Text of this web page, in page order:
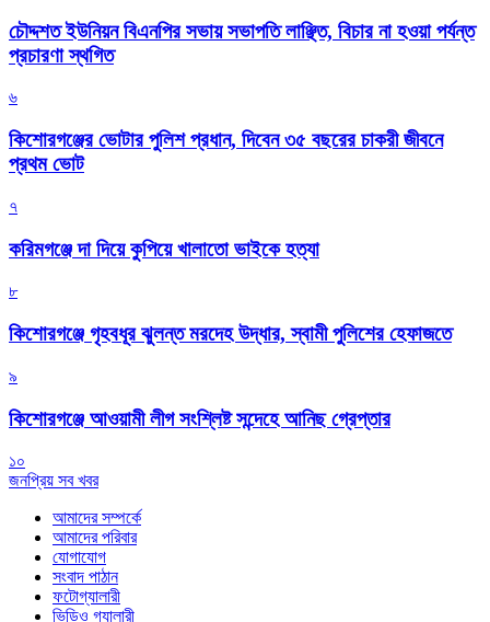
চৌদ্দশত ইউনিয়ন বিএনপির সভায় সভাপতি লাঞ্ছিত, বিচার না হওয়া পর্যন্ত
প্রচারণা স্থগিত
৬
কিশোরগঞ্জের ভোটার পুলিশ প্রধান, দিবেন ৩৫ বছরের চাকরী জীবনে
প্রথম ভোট
৭
করিমগঞ্জে দা দিয়ে কুপিয়ে খালাতো ভাইকে হত্যা
৮
কিশোরগঞ্জে গৃহবধূর ঝুলন্ত মরদেহ উদ্ধার, স্বামী পুলিশের হেফাজতে
৯
কিশোরগঞ্জে আওয়ামী লীগ সংশ্লিষ্ট সন্দেহে আনিছ গ্রেপ্তার
১০
জনপ্রিয় সব খবর
আমাদের সম্পর্কে
আমাদের পরিবার
যোগাযোগ
সংবাদ পাঠান
ফটোগ্যালারী
ভিডিও গ্যালারী